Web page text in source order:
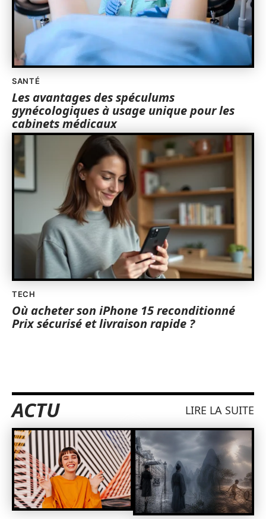
SANTÉ
Les avantages des spéculums
gynécologiques à usage unique pour les
cabinets médicaux
TECH
Où acheter son iPhone 15 reconditionné
Prix sécurisé et livraison rapide ?
ACTU LIRE LA SUITE